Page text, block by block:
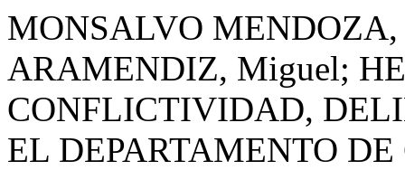
MONSALVO
ARAMENDIZ, Miguel;
CONFLICTIVIDAD,
EL DEPARTAMENTO